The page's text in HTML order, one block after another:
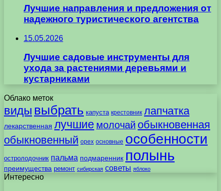
Лучшие направления и предложения от
надежного туристического агентства
15.05.2026
Лучшие садовые инструменты для
ухода за растениями деревьями и
кустарниками
Облако меток
виды выбрать капуста крестовник лапчатка
лекарственная лучшие молочай обыкновенная
обыкновенный орех основные особенности
остролодочник пальма подмаренник полынь
преимущества ремонт сибирская советы яблоко
Интересно